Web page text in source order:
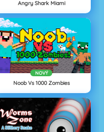
Angry Shark Miami
NOVÝ
Noob Vs 1000 Zombies